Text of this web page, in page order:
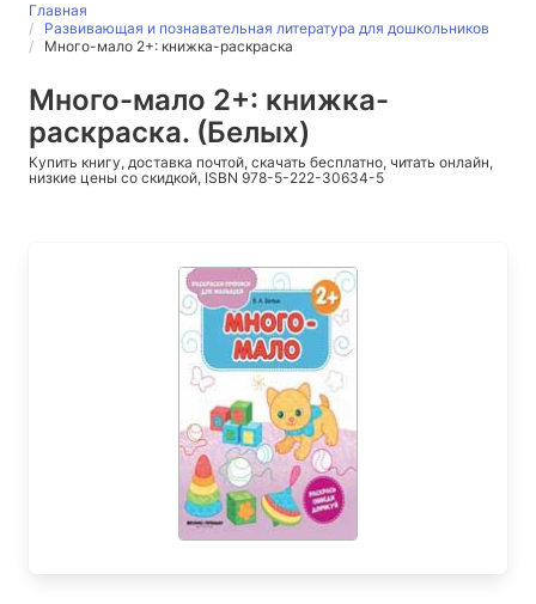
Главная
Развивающая и познавательная литература для дошкольников
Много-мало 2+: книжка-раскраска
Много-мало 2+: книжка-
раскраска. (Белых)
Купить книгу, доставка почтой, скачать бесплатно, читать онлайн,
низкие цены со скидкой, ISBN 978-5-222-30634-5